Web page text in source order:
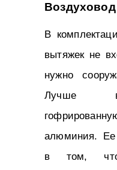
Воздуховод
В
вытяжек не
нужно
Лучше
алюминия. Ее
в том,